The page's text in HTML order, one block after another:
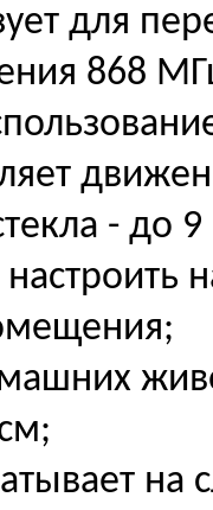
для
868
- до
на